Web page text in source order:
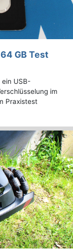
GB Test
USB-
im
Praxistest